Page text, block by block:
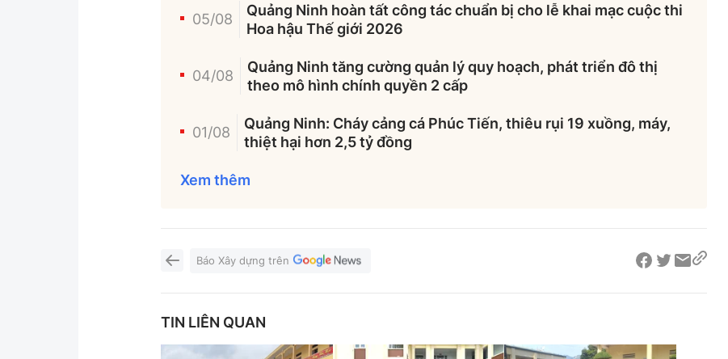
05/08
Quảng Ninh hoàn tất công tác chuẩn bị cho lễ khai mạc cuộc thi
Hoa hậu Thế giới 2026
04/08
Quảng Ninh tăng cường quản lý quy hoạch, phát triển đô thị
theo mô hình chính quyền 2 cấp
01/08
Quảng Ninh: Cháy cảng cá Phúc Tiến, thiêu rụi 19 xuồng, máy,
thiệt hại hơn 2,5 tỷ đồng
Xem thêm
Báo Xây dựng trên
TIN LIÊN QUAN